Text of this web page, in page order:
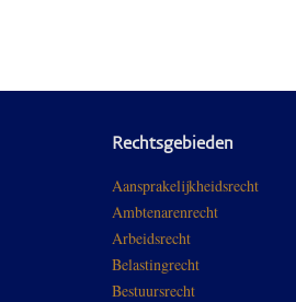
Rechtsgebieden
Aansprakelijkheidsrecht
Ambtenarenrecht
Arbeidsrecht
Belastingrecht
Bestuursrecht